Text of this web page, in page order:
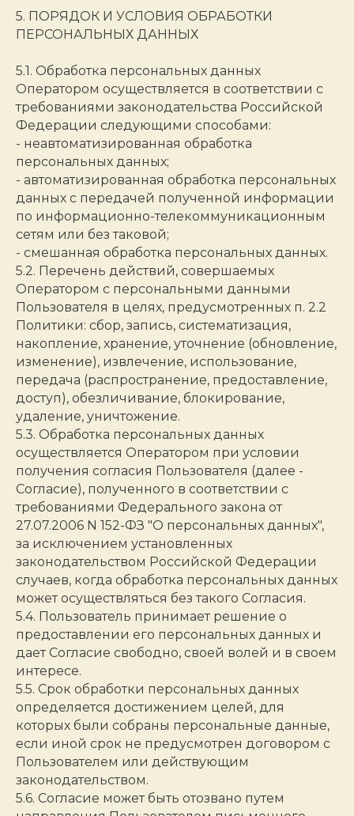
5. ПОРЯДОК И УСЛОВИЯ ОБРАБОТКИ
ПЕРСОНАЛЬНЫХ ДАННЫХ
5.1. Обработка персональных данных
Оператором осуществляется в соответствии с
требованиями законодательства Российской
Федерации следующими способами:
- неавтоматизированная обработка
персональных данных;
- автоматизированная обработка персональных
данных с передачей полученной информации
по информационно-телекоммуникационным
сетям или без таковой;
- смешанная обработка персональных данных.
5.2. Перечень действий, совершаемых
Оператором с персональными данными
Пользователя в целях, предусмотренных п. 2.2
Политики: сбор, запись, систематизация,
накопление, хранение, уточнение (обновление,
изменение), извлечение, использование,
передача (распространение, предоставление,
доступ), обезличивание, блокирование,
удаление, уничтожение.
5.3. Обработка персональных данных
осуществляется Оператором при условии
получения согласия Пользователя (далее -
Согласие), полученного в соответствии с
требованиями Федерального закона от
27.07.2006 N 152-ФЗ "О персональных данных",
за исключением установленных
законодательством Российской Федерации
случаев, когда обработка персональных данных
может осуществляться без такого Согласия.
5.4. Пользователь принимает решение о
предоставлении его персональных данных и
дает Согласие свободно, своей волей и в своем
интересе.
5.5. Срок обработки персональных данных
определяется достижением целей, для
которых были собраны персональные данные,
если иной срок не предусмотрен договором с
Пользователем или действующим
законодательством.
5.6. Согласие может быть отозвано путем